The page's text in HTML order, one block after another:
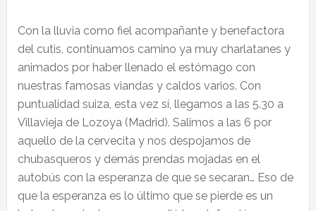
Con la lluvia como fiel acompañante y benefactora
del cutis, continuamos camino ya muy charlatanes y
animados por haber llenado el estómago con
nuestras famosas viandas y caldos varios. Con
puntualidad suiza, esta vez sí, llegamos a las 5.30 a
Villavieja de Lozoya (Madrid). Salimos a las 6 por
aquello de la cervecita y nos despojamos de
chubasqueros y demás prendas mojadas en el
autobús con la esperanza de que se secaran… Eso de
que la esperanza es lo último que se pierde es un